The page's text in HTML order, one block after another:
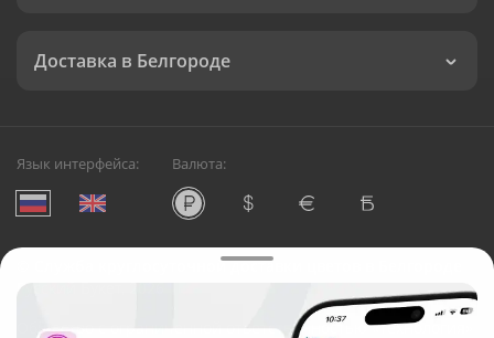
Доставка в Белгороде
Язык интерфейса: Валюта:
Служба круглосуточной доставки цветов в Белгороде
Русский Букет, 2026
Общество с ограниченной ответственностью «Технология»